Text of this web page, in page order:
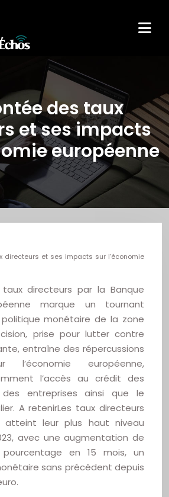
des taux
et ses impacts
européenne
directeurs et ses impacts sur l’économie
directeurs par la Banque
marque un tournant
monétaire de la zone
prise pour lutter contre
entraîne des répercussions
l’économie européenne,
l’accès au crédit des
entreprises ainsi que le
A retenirLes taux directeurs
leur plus haut niveau
avec une augmentation de
en 15 mois, un
sans précédent depuis